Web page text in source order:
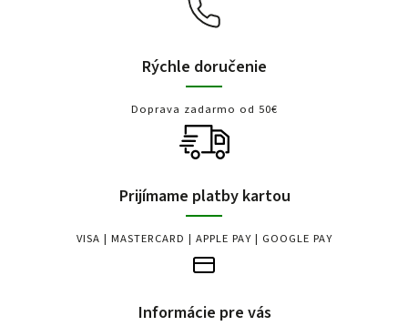
Rýchle doručenie
Doprava zadarmo od 50€
Prijímame platby kartou
VISA | MASTERCARD | APPLE PAY | GOOGLE PAY
Informácie pre vás